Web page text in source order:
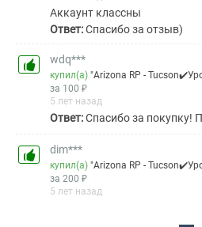
Аккаунт классны
Ответ:Спасибо за отзыв)
wdq***
купил(а)"Arizona RP -
за 100 ₽
5 лет назад
Ответ:Спасибо за покупку!
dim***
купил(а)"Arizona RP -
за 200 ₽
5 лет назад